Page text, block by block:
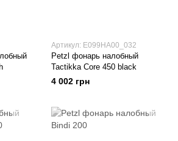
Артикул: E099HA00_032
Petzl фонарь налобный
Tactikka Core 450 black
4 002 грн